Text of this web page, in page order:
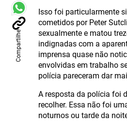
Compartilhe
Isso foi particularmente
cometidos por Peter
sexualmente e matou
indignadas com a
imprensa quase não
envolvidas em trabalho
polícia pareceram dar
A resposta da polícia foi
recolher. Essa não foi
noturnos ou tarde da